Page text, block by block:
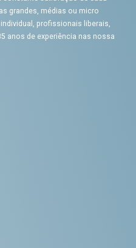
grandes, médias ou micro
profissionais liberais,
anos de experiência nas nossa